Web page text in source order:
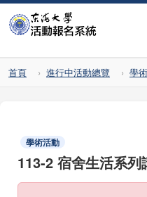
首頁 進行中活動總覽 學
學術活動
113-2 宿舍生活系列